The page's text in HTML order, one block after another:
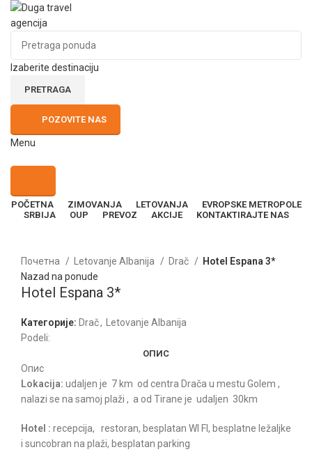
Izaberite destinaciju
PRETRAGA
POZOVITE NAS
Menu
POČETNA ZIMOVANJA LETOVANJA
EVROPSKE METROPOLE
SRBIJA
OUP PREVOZ AKCIJE KONTAKTIRAJTE NAS
Почетна
Letovanje Albanija Drač
Hotel Espana 3*
Nazad na ponude
Hotel Espana 3*
Категорије: Drač, Letovanje Albanija
Podeli:
ОПИС
Опис
Lokacija: udaljen je 7 km od centra Drača u mestu Golem ,
nalazi se na samoj plaži , a od Tirane je udaljen 30km
Hotel : recepcija, restoran, besplatan WI FI, besplatne ležaljke
i suncobran na plaži, besplatan parking